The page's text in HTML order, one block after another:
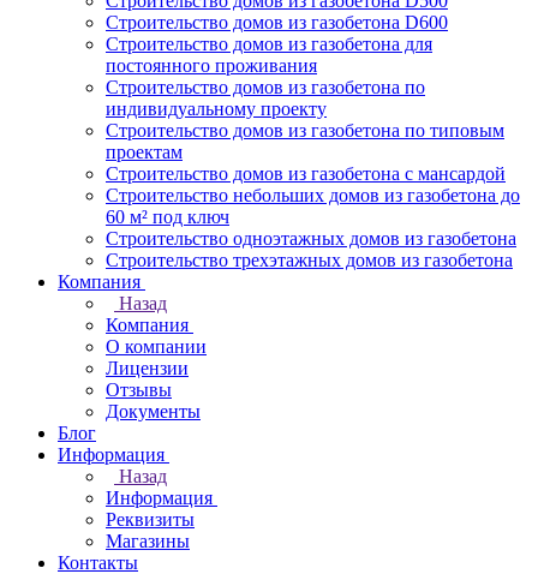
Строительство домов из газобетона D600
Строительство домов из газобетона для
постоянного проживания
Строительство домов из газобетона по
индивидуальному проекту
Строительство домов из газобетона по типовым
проектам
Строительство домов из газобетона с мансардой
Строительство небольших домов из газобетона до
60 м² под ключ
Строительство одноэтажных домов из газобетона
Строительство трехэтажных домов из газобетона
Компания
Назад
Компания
О компании
Лицензии
Отзывы
Документы
Блог
Информация
Назад
Информация
Реквизиты
Магазины
Контакты